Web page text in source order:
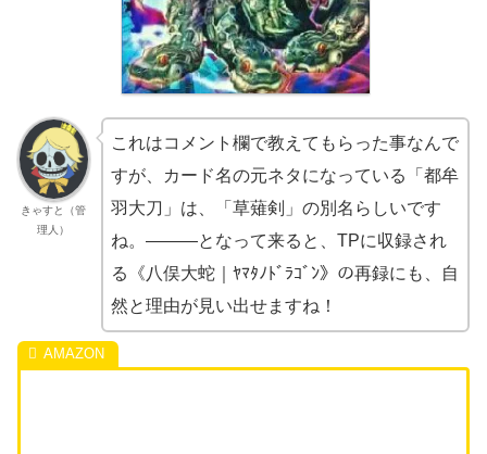
きゃすと（管
理人）
これはコメント欄で教えてもらった事なんで
すが、カード名の元ネタになっている「都牟
羽大刀」は、「草薙剣」の別名らしいです
ね。―――となって来ると、TPに収録され
る《八俣大蛇｜ﾔﾏﾀﾉﾄﾞﾗｺﾞﾝ》の再録にも、自
然と理由が見い出せますね！